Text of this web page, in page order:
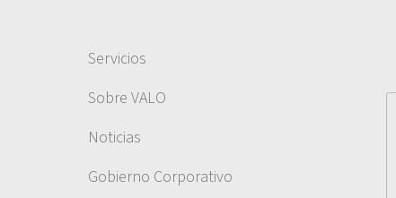
Servicios
Sobre VALO
Noticias
Gobierno Corporativo